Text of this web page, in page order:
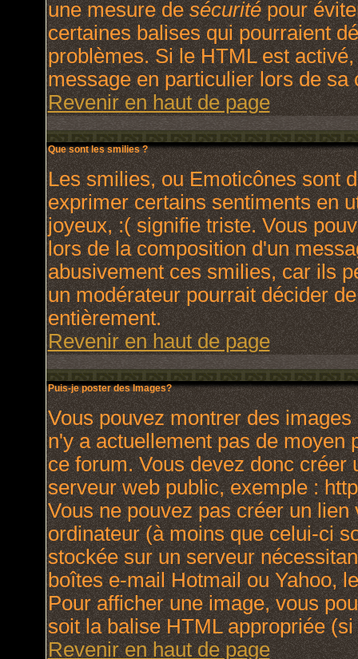
une mesure desécuritépour
certaines balises qui pourraient
problèmes. Si le HTML est
message en particulier lors de sa
Revenir en haut de page
Que sont les smilies ?
Les smilies, ou Emoticônes sont
exprimer certains sentiments en
joyeux, :( signifie triste. Vous
lors de la composition d'un
abusivement ces smilies, car ils
un modérateur pourrait décider
entièrement.
Revenir en haut de page
Puis-je poster des Images?
Vous pouvez montrer des
n'y a actuellement pas de moyen
ce forum. Vous devez donc
serveur web public, exemple :
Vous ne pouvez pas créer un
ordinateur (à moins que celui-ci
stockée sur un serveur
boîtes e-mail Hotmail ou Yahoo,
Pour afficher une image, vous
soit la balise HTML appropriée
Revenir en haut de page